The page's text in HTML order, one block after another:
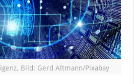
Bild: Gerd Altmann/Pixabay